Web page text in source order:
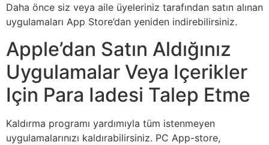
Daha önce siz veya aile üyeleriniz tarafından satın alınan
uygulamaları App Store’dan yeniden indirebilirsiniz.
Apple’dan Satın Aldığınız
Uygulamalar Veya Içerikler
Için Para Iadesi Talep Etme
Kaldırma programı yardımıyla tüm istenmeyen
uygulamalarınızı kaldırabilirsiniz. PC App-store,